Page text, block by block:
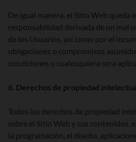
De igual manera, el Sitio Web queda
responsabilidad derivada de un mal
de los Usuarios, así como por el
obligaciones o compromisos
condiciones o cualesquiera otra
6. Derechos de propiedad
Todos los derechos de propiedad
sobre el Sitio Web y sus contenidos,
la programación, el diseño,